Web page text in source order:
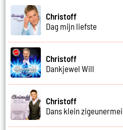
Christoff
Dag mijn liefste
Christoff
Dankjewel Will
Christoff
Dans klein